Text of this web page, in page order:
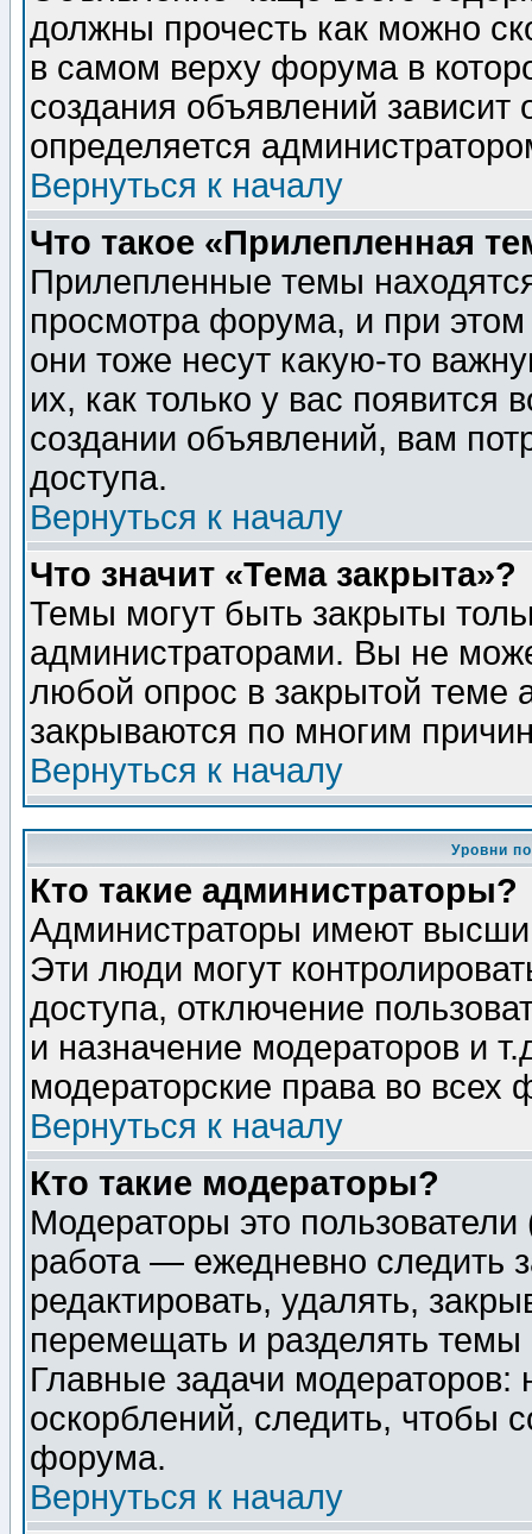
должны прочесть как можно
в самом верху форума в
создания объявлений зависит
определяется
Вернуться к началу
Что такое «Прилепленная
Прилепленные темы
просмотра форума, и при
они тоже несут какую-то
их, как только у вас появится
создании объявлений, вам
доступа.
Вернуться к началу
Что значит «Тема закрыта»?
Темы могут быть закрыты
администраторами. Вы не
любой опрос в закрытой теме
закрываются по многим
Вернуться к началу
Уровни
Кто такие администраторы?
Администраторы имеют
Эти люди могут
доступа, отключение
и назначение модераторов и
модераторские права во всех
Вернуться к началу
Кто такие модераторы?
Модераторы это
работа — ежедневно следить
редактировать, удалять,
перемещать и разделять
Главные задачи
оскорблений, следить, чтобы
форума.
Вернуться к началу